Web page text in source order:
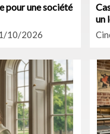
pour une société
10/2026
un